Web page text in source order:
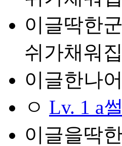
이글딱한
쉬가채워
이글한나어
ㅇ Lv. 1 a
이글을딱